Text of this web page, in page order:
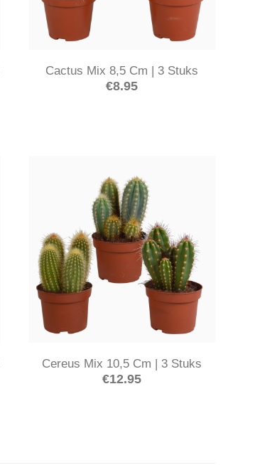
Cactus Mix 8,5 Cm | 3 Stuks
€8.95
Cereus Mix 10,5 Cm | 3 Stuks
€12.95